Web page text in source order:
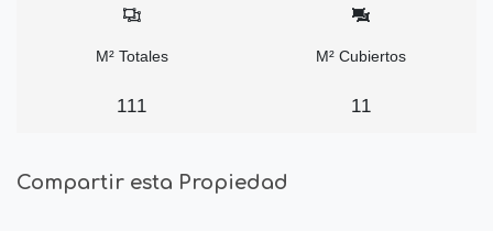
M² Totales
111
M² Cubiertos
11
Compartir esta Propiedad